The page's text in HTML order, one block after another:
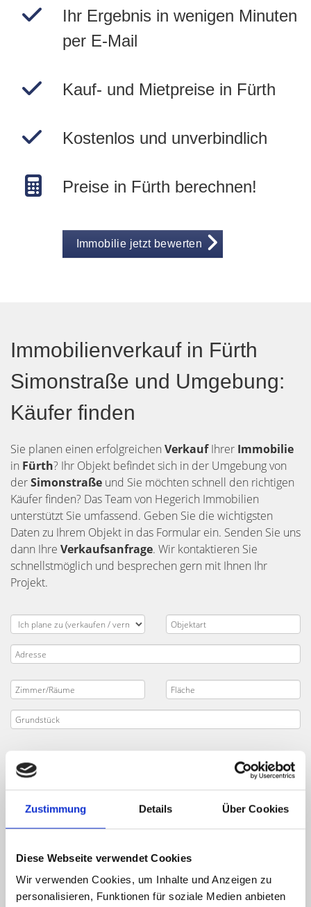
Zustimmung Details Über Cookies
Diese Webseite verwendet Cookies
Wir verwenden Cookies, um Inhalte und Anzeigen zu
personalisieren, Funktionen für soziale Medien anbieten
Ihr Ergebnis in wenigen Minuten
per E-Mail
Kauf- und Mietpreise in Fürth
Kostenlos und unverbindlich
Preise in Fürth berechnen!
Immobilie jetzt bewerten
Immobilienverkauf in Fürth
Simonstraße und Umgebung:
Käufer finden
Sie planen einen erfolgreichen VerkaufIhrer Immobilie
in Fürth? Ihr Objekt befindet sich in der Umgebung von
derSimonstraße und Sie möchten schnell den richtigen
Käufer finden? Das Team von Hegerich Immobilien
unterstützt Sie umfassend. Geben Sie die wichtigsten
Daten zu Ihrem Objekt in das Formular ein. Senden Sie uns
dann Ihre Verkaufsanfrage. Wir kontaktieren Sie
schnellstmöglich und besprechen gern mit Ihnen Ihr
Projekt.